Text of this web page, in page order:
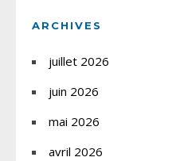
ARCHIVES
juillet 2026
juin 2026
mai 2026
avril 2026